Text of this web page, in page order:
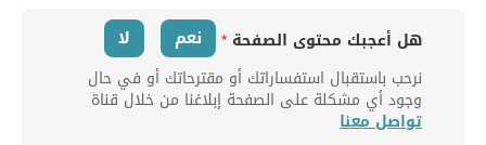
هل أعجبك محتوى الصفحة * نعم لا
نرحب باستقبال استفساراتك أو مقترحاتك أو في حال
وجود أي مشكلة على الصفحة إبلاغنا من خلال قناة
تواصل معنا